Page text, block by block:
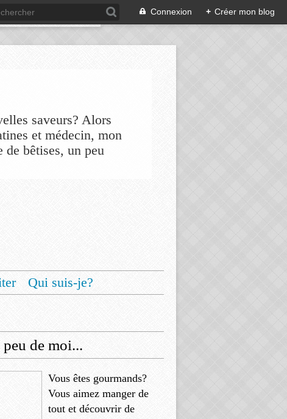
Connexion + Créer mon blog
saveurs? Alors
et médecin, mon
de bêtises, un peu
Qui suis-je?
de moi...
Vous êtes gourmands?
Vous aimez manger de
tout et découvrir de